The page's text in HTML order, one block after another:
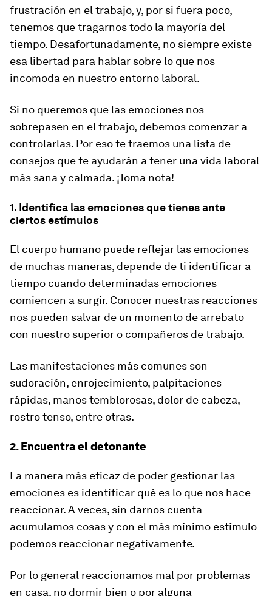
frustración en el trabajo, y, por si fuera poco,
tenemos que tragarnos todo la mayoría del
tiempo. Desafortunadamente, no siempre existe
esa libertad para hablar sobre lo que nos
incomoda en nuestro entorno laboral.
Si no queremos que las emociones nos
sobrepasen en el trabajo, debemos comenzar a
controlarlas. Por eso te traemos una lista de
consejos que te ayudarán a tener una vida laboral
más sana y calmada. ¡Toma nota!
1. Identifica las emociones que tienes ante
ciertos estímulos
El cuerpo humano puede reflejar las emociones
de muchas maneras, depende de ti identificar a
tiempo cuando determinadas emociones
comiencen a surgir. Conocer nuestras reacciones
nos pueden salvar de un momento de arrebato
con nuestro superior o compañeros de trabajo.
Las manifestaciones más comunes son
sudoración, enrojecimiento, palpitaciones
rápidas, manos temblorosas, dolor de cabeza,
rostro tenso, entre otras.
2. Encuentra el detonante
La manera más eficaz de poder gestionar las
emociones es identificar qué es lo que nos hace
reaccionar. A veces, sin darnos cuenta
acumulamos cosas y con el más mínimo estímulo
podemos reaccionar negativamente.
Por lo general reaccionamos mal por problemas
en casa, no dormir bien o por alguna